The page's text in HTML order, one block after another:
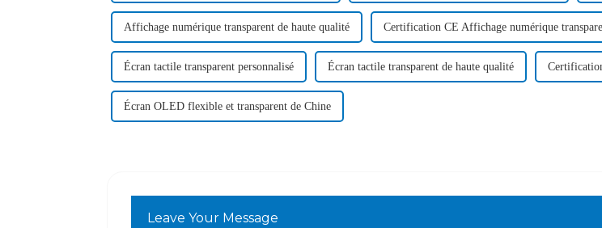
Affichage numérique transparent de haute qualité Certification CE Affichage numérique
Écran tactile transparent personnalisé Écran tactile transparent de haute qualité
Écran OLED flexible et transparent de Chine
Leave Your Message